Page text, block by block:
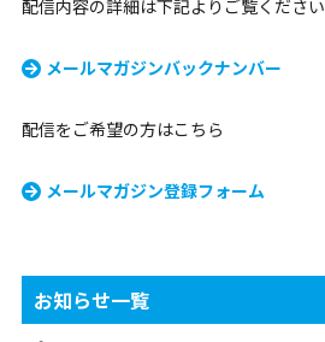
配信内容の詳細は下記よりご覧ください
メールマガジンバックナンバー
配信をご希望の方はこちら
メールマガジン登録フォーム
お知らせ一覧